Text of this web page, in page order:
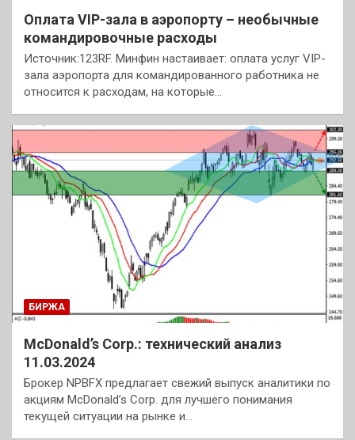
Оплата VIP-зала в аэропорту – необычные
командировочные расходы
Источник:123RF. Минфин настаивает: оплата услуг VIP-
зала аэропорта для командированного работника не
относится к расходам, на которые…
БИРЖА
McDonald’s Corp.: технический анализ
11.03.2024
Брокер NPBFX предлагает свежий выпуск аналитики по
акциям McDonald’s Corp. для лучшего понимания
текущей ситуации на рынке и…